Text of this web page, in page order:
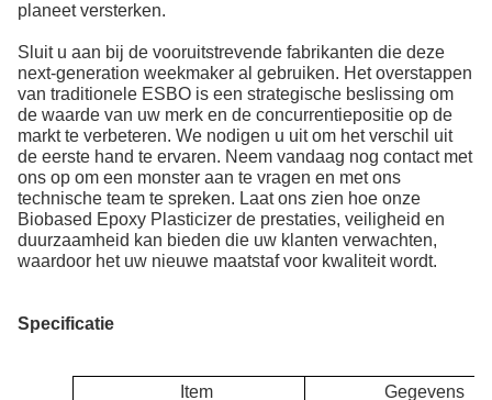
planeet versterken.
Sluit u aan bij de vooruitstrevende fabrikanten die deze
next-generation weekmaker al gebruiken. Het overstappen
van traditionele ESBO is een strategische beslissing om
de waarde van uw merk en de concurrentiepositie op de
markt te verbeteren. We nodigen u uit om het verschil uit
de eerste hand te ervaren. Neem vandaag nog contact met
ons op om een ​​monster aan te vragen en met ons
technische team te spreken. Laat ons zien hoe onze
Biobased Epoxy Plasticizer de prestaties, veiligheid en
duurzaamheid kan bieden die uw klanten verwachten,
waardoor het uw nieuwe maatstaf voor kwaliteit wordt.
Specificatie
Item Gegevens